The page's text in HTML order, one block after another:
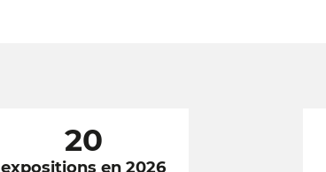
20
expositions en 2026